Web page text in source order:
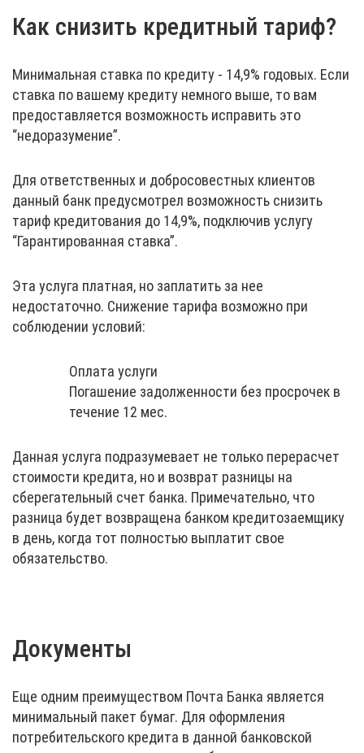
Как снизить кредитный тариф?
Минимальная ставка по кредиту - 14,9% годовых. Если
ставка по вашему кредиту немного выше, то вам
предоставляется возможность исправить это
“недоразумение”.
Для ответственных и добросовестных клиентов
данный банк предусмотрел возможность снизить
тариф кредитования до 14,9%, подключив услугу
“Гарантированная ставка”.
Эта услуга платная, но заплатить за нее
недостаточно. Снижение тарифа возможно при
соблюдении условий:
Оплата услуги
Погашение задолженности без просрочек в
течение 12 мес.
Данная услуга подразумевает не только перерасчет
стоимости кредита, но и возврат разницы на
сберегательный счет банка. Примечательно, что
разница будет возвращена банком кредитозаемщику
в день, когда тот полностью выплатит свое
обязательство.
Документы
Еще одним преимуществом Почта Банка является
минимальный пакет бумаг. Для оформления
потребительского кредита в данной банковской